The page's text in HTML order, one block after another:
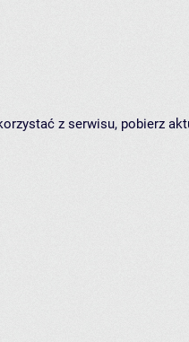
z serwisu, pobierz